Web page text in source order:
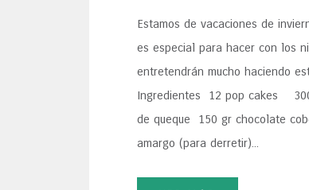
Estamos de vacaciones de
es especial para hacer con los
entretendrán mucho haciendo
Ingredientes 12 pop cakes
de queque 150 gr chocolate
amargo (para derretir)...